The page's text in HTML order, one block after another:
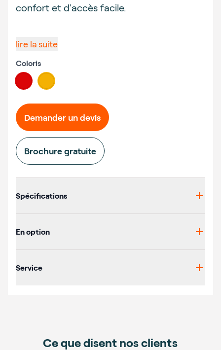
confort et d'accès facile.
lire la suite
Coloris
Choose a color
#db0507#f4b102
Demander un devis
Brochure gratuite
Spécifications
En option
Service
Ce que disent nos clients